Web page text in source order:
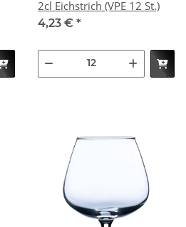
2cl Eichstrich (VPE 12 St.)
4,23 € *